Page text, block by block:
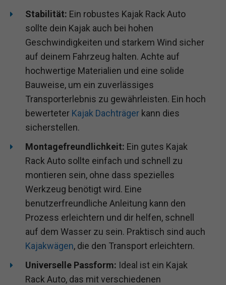
Stabilität: Ein robustes Kajak Rack Auto
sollte dein Kajak auch bei hohen
Geschwindigkeiten und starkem Wind sicher
auf deinem Fahrzeug halten. Achte auf
hochwertige Materialien und eine solide
Bauweise, um ein zuverlässiges
Transporterlebnis zu gewährleisten. Ein hoch
bewerteter Kajak Dachträger kann dies
sicherstellen.
Montagefreundlichkeit: Ein gutes Kajak
Rack Auto sollte einfach und schnell zu
montieren sein, ohne dass spezielles
Werkzeug benötigt wird. Eine
benutzerfreundliche Anleitung kann den
Prozess erleichtern und dir helfen, schnell
auf dem Wasser zu sein. Praktisch sind auch
Kajakwägen, die den Transport erleichtern.
Universelle Passform: Ideal ist ein Kajak
Rack Auto, das mit verschiedenen